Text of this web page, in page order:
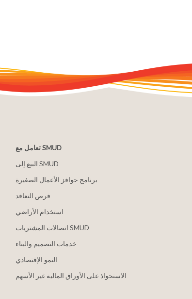
تعامل مع SMUD
البيع إلى SMUD
برنامج حوافز الأعمال الصغيرة
فرص التعاقد
استخدام الأراضي
اتصالات المشتريات SMUD
خدمات التصميم والبناء
النمو الإقتصادي
الاستحواذ على الأوراق المالية غير الأسهم